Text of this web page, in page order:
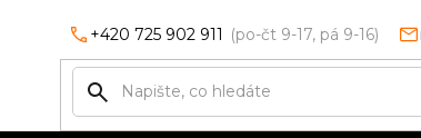
+420 725 902 911